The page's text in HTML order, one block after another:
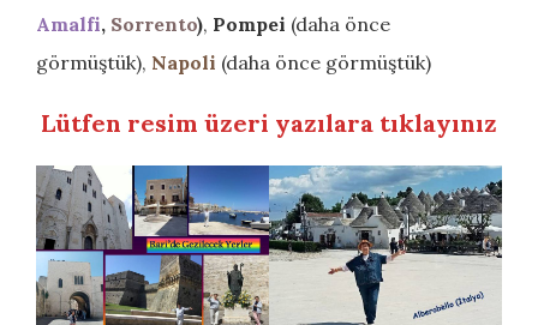
Amalfi, Sorrento), Pompei (daha önce
görmüştük), Napoli (daha önce görmüştük)
Lütfen resim üzeri yazılara tıklayınız